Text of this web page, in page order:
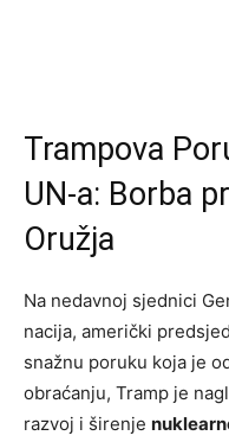
Trampova
UN-a: Borba
Oružja
Na nedavnoj sjednici
nacija, američki
snažnu poruku koja je
obraćanju, Tramp je
razvoj i širenje